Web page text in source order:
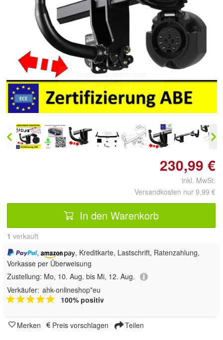
Doppelt antippen zum
vergrößern
230,99 €
inkl. MwSt.
Versandkosten nur 9,99 €
In den Warenkorb
1 verkauft
,
, Kreditkarte, Lastschrift, Ratenzahlung,
Vorkasse per Überweisung
Zustellung: Mo, 10. Aug. bis Mi, 12. Aug.
Verkäufer: ahk-onlineshop*eu
100% positiv
Merken Preis vorschlagen Teilen